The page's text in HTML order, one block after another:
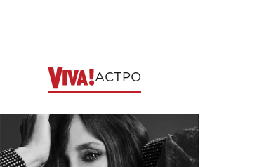
АСТРО